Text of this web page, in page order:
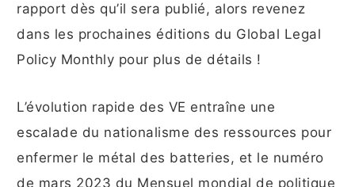
rapport dès qu’il sera publié, alors revenez
dans les prochaines éditions du Global Legal
Policy Monthly pour plus de détails !
L’évolution rapide des VE entraîne une
escalade du nationalisme des ressources pour
enfermer le métal des batteries, et le numéro
de mars 2023 du Mensuel mondial de politique